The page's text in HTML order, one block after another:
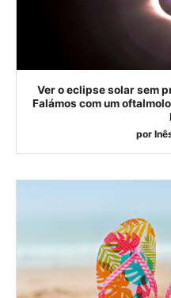
Ver o eclipse solar sem
Falámos com um
por